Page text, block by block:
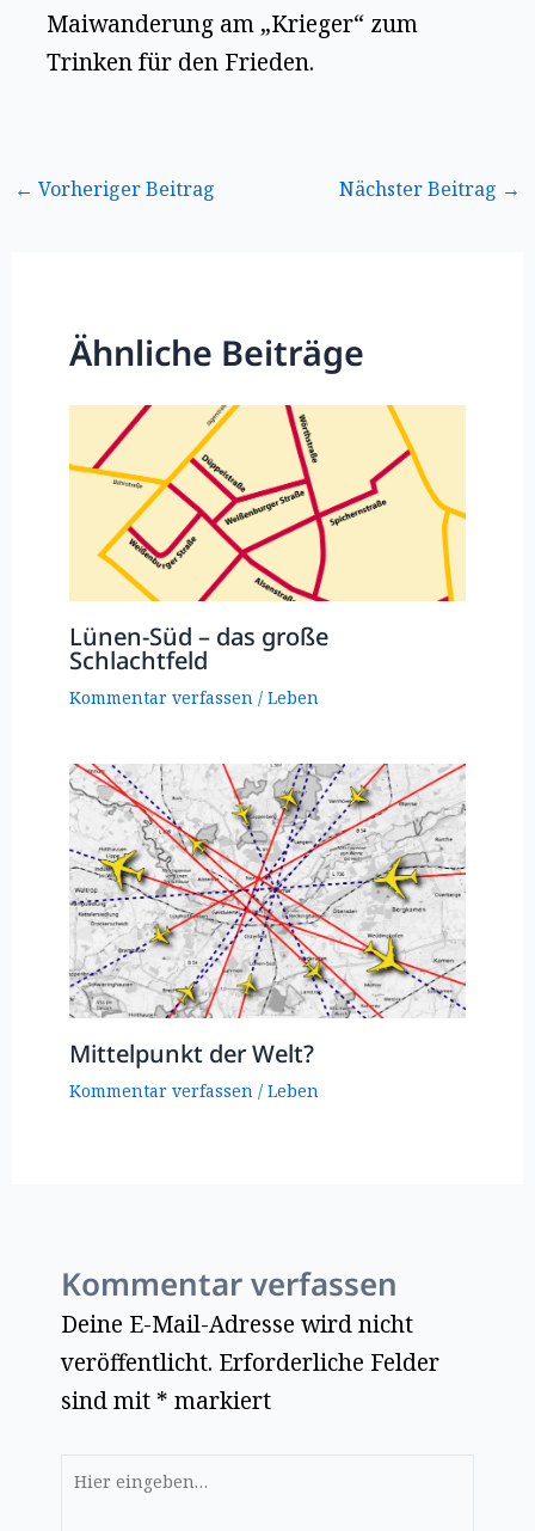
Maiwanderung am „Krieger“ zum
Trinken für den Frieden.
← Vorheriger Beitrag Nächster Beitrag →
Ähnliche Beiträge
Lünen-Süd – das große
Schlachtfeld
Kommentar verfassen / Leben
Mittelpunkt der Welt?
Kommentar verfassen / Leben
Kommentar verfassen
Deine E-Mail-Adresse wird nicht
veröffentlicht. Erforderliche Felder
sind mit * markiert
Hier